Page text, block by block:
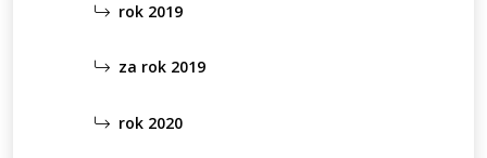
rok 2019
za rok 2019
rok 2020